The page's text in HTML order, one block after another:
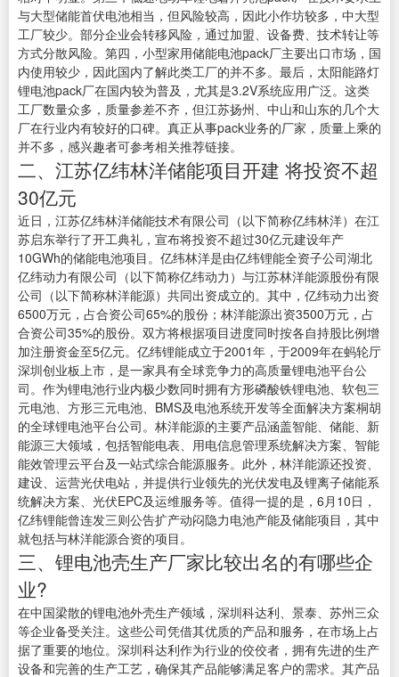
与大型储能首伏电池相当，但风险较高，因此小作坊较多，中大型
工厂较少。部分企业会转移风险，通过加盟、设备费、技术转让等
方式分散风险。第四，小型家用储能电池pack厂主要出口市场，国
内使用较少，因此国内了解此类工厂的并不多。最后，太阳能路灯
锂电池pack厂在国内较为普及，尤其是3.2V系统应用广泛。这类
工厂数量众多，质量参差不齐，但江苏扬州、中山和山东的几个大
厂在行业内有较好的口碑。真正从事pack业务的厂家，质量上乘的
并不多，感兴趣者可参考相关推荐链接。
二、江苏亿纬林洋储能项目开建 将投资不超
30亿元
近日，江苏亿纬林洋储能技术有限公司（以下简称亿纬林洋）在江
苏启东举行了开工典礼，宣布将投资不超过30亿元建设年产
10GWh的储能电池项目。亿纬林洋是由亿纬锂能全资子公司湖北
亿纬动力有限公司（以下简称亿纬动力）与江苏林洋能源股份有限
公司（以下简称林洋能源）共同出资成立的。其中，亿纬动力出资
6500万元，占合资公司65%的股份；林洋能源出资3500万元，占
合资公司35%的股份。双方将根据项目进度同时按各自持股比例增
加注册资金至5亿元。亿纬锂能成立于2001年，于2009年在蚂轮厅
深圳创业板上市，是一家具有全球竞争力的高质量锂电池平台公
司。作为锂电池行业内极少数同时拥有方形磷酸铁锂电池、软包三
元电池、方形三元电池、BMS及电池系统开发等全面解决方案桐胡
的全球锂电池平台公司。林洋能源的主要产品涵盖智能、储能、新
能源三大领域，包括智能电表、用电信息管理系统解决方案、智能
能效管理云平台及一站式综合能源服务。此外，林洋能源还投资、
建设、运营光伏电站，并提供行业领先的光伏发电及锂离子储能系
统解决方案、光伏EPC及运维服务等。值得一提的是，6月10日，
亿纬锂能曾连发三则公告扩产动闷隐力电池产能及储能项目，其中
就包括与林洋能源合资的项目。
三、锂电池壳生产厂家比较出名的有哪些企
业?
在中国梁散的锂电池外壳生产领域，深圳科达利、景泰、苏州三众
等企业备受关注。这些公司凭借其优质的产品和服务，在市场上占
据了重要的地位。深圳科达利作为行业的佼佼者，拥有先进的生产
设备和完善的生产工艺，确保其产品能够满足客户的需求。其产品